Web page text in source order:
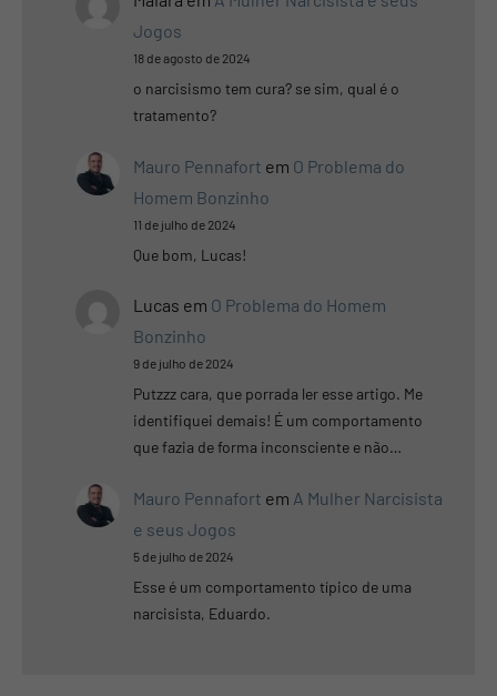
Jogos
18 de agosto de 2024
o narcisismo tem cura? se sim, qual é o
tratamento?
Mauro Pennafort em O Problema do
Homem Bonzinho
11 de julho de 2024
Que bom, Lucas!
Lucas em O Problema do Homem
Bonzinho
9 de julho de 2024
Putzzz cara, que porrada ler esse artigo. Me
identifiquei demais! É um comportamento
que fazia de forma inconsciente e não…
Mauro Pennafort em A Mulher Narcisista
e seus Jogos
5 de julho de 2024
Esse é um comportamento típico de uma
narcisista, Eduardo.